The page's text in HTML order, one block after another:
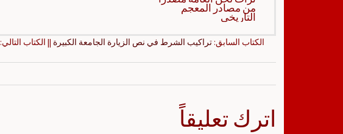
من مصادر المعجم
التاريخي
الكتاب السابق: تراكيب الشرط في نص الزيارة الجامعة الكبيرة || الكتاب التالي:
اترك تعليقاً